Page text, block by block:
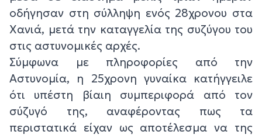
οδήγησαν στη σύλληψη ενός 28χρονου στα
Χανιά, μετά την καταγγελία της συζύγου του
στις αστυνομικές αρχές.
Σύμφωνα με πληροφορίες από την
Αστυνομία, η 25χρονη γυναίκα κατήγγειλε
ότι υπέστη βίαιη συμπεριφορά από τον
σύζυγό της, αναφέροντας πως τα
περιστατικά είχαν ως αποτέλεσμα να της